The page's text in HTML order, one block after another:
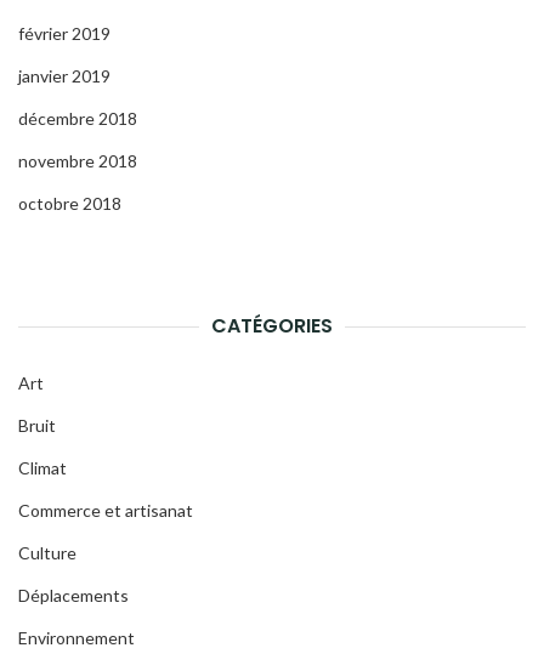
février 2019
janvier 2019
décembre 2018
novembre 2018
octobre 2018
CATÉGORIES
Art
Bruit
Climat
Commerce et artisanat
Culture
Déplacements
Environnement